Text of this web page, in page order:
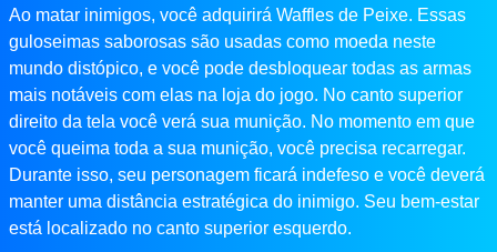
Ao matar inimigos, você adquirirá Waffles de Peixe. Essas
guloseimas saborosas são usadas como moeda neste
mundo distópico, e você pode desbloquear todas as armas
mais notáveis ​​com elas na loja do jogo. No canto superior
direito da tela você verá sua munição. No momento em que
você queima toda a sua munição, você precisa recarregar.
Durante isso, seu personagem ficará indefeso e você deverá
manter uma distância estratégica do inimigo. Seu bem-estar
está localizado no canto superior esquerdo.